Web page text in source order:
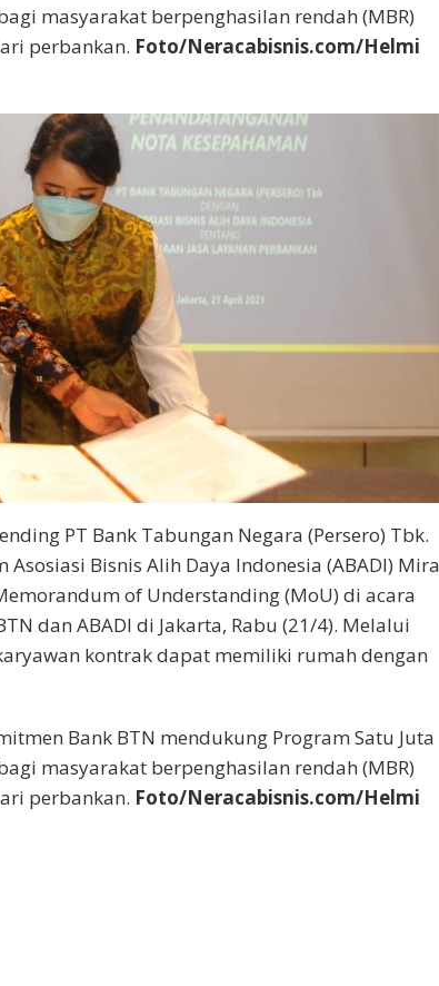
masyarakat berpenghasilan rendah (MBR)
perbankan. Foto/Neracabisnis.com/Helmi
PT Bank Tabungan Negara (Persero) Tbk.
Bisnis Alih Daya Indonesia (ABADI) Mira
of Understanding (MoU) di acara
dan ABADI di Jakarta, Rabu (21/4). Melalui
kontrak dapat memiliki rumah dengan
Bank BTN mendukung Program Satu Juta
masyarakat berpenghasilan rendah (MBR)
perbankan. Foto/Neracabisnis.com/Helmi